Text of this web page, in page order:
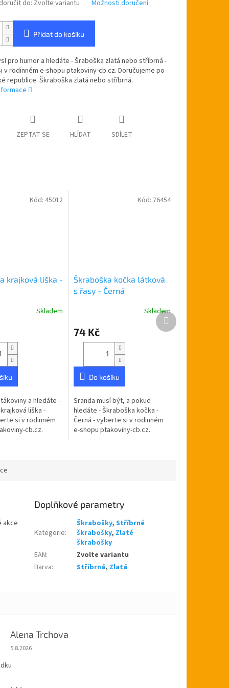
do: Zvolte variantu Možnosti doručení
Přidat do košíku
pro humor a hledáte - Šraboška zlatá nebo stříbrná -
v rodinném e-shopu ptakoviny-cb.cz. Doručujeme po
republice. Škraboška zlatá nebo stříbrná.
ZEPTAT SE HLÍDAT SDÍLET
krajková liška -
Skladem
a hledáte -
liška -
si v rodinném
cb.cz.
Kód: 45012
Škraboška kočka látková
s řasy - Černá
Skladem
74 Kč
Do košíku
Sranda musí být, a pokud
hledáte - Škraboška kočka -
Černá - vyberte si v rodinném
e-shopu ptakoviny-cb.cz.
Kód: 76454
Další
produkt
akce
Doplňkové parametry
Kategorie:
Škrabošky,Stříbrné
škrabošky, Zlaté
škrabošky
EAN:
Zvolte variantu
Barva: Stříbrná, Zlatá
Alena Trchova
Hodnocení obchodu je 5 z 5 hvězdiček.
5.8.2026